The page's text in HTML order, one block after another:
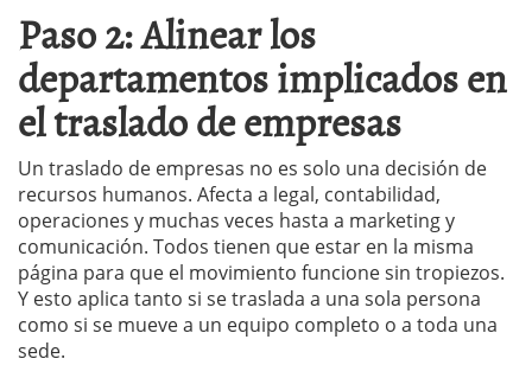
Paso 2: Alinear los
departamentos implicados en
el traslado de empresas
Un traslado de empresas no es solo una decisión de
recursos humanos. Afecta a legal, contabilidad,
operaciones y muchas veces hasta a marketing y
comunicación. Todos tienen que estar en la misma
página para que el movimiento funcione sin tropiezos.
Y esto aplica tanto si se traslada a una sola persona
como si se mueve a un equipo completo o a toda una
sede.